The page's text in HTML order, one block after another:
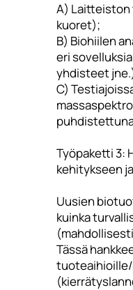
A) Laitteiston
kuoret);
B) Biohiilen
eri
yhdisteet
C)
Työpaketti 3:
kehitykseen
Uusien
kuinka
Tässä
tuoteaihioille/